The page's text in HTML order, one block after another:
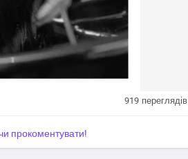
919 переглядів
прокоментувати!